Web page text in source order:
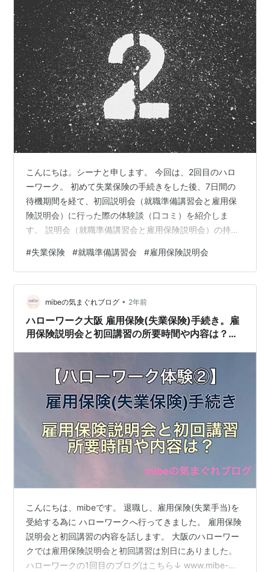
こんにちは。シーナと申します。 今回は、2回目のハロ
ーワーク。 初めて失業保険の手続きをした後、7日間の
待機期間を経て、初回説明会（就職準備講習会と雇用保
険説明会）に行った際の体験談（口コミ）を紹介しま
す。 説明会（就職準備講習会と雇用保険説明会）の持ち
服装、実際に体験してみて感じた注意点なども紹介して
います。 遅刻したり、欠席する（行かない、行けない）
場合はどうなるのか、説明会中のトイレは？など気にな
ることは多いですね。 私の体験があなたの参考になれば
幸いです。 2023年春のとある日、会社を退職した私はハ
ローワークに初めて失業保険の手続きを…
#失業保険 #就職準備講習会 #雇用保険説明会
mibeの気まぐれブログ • 2年前
ハローワーク大阪 雇用保険(失業保険)手続き。雇
用保険説明会と初回講習の所要時間や内容は？
こんにちは、mibeです。 退職し、雇用保険(失業手当)を
受給する為に ハローワークへ行ってきました。 雇用保険
説明会と初回講習の内容を話します。 大阪のハローワー
クでは雇用保険説明会と初回講習は別日にありました。
ハローワークの1回目のブログはこちら↓ www.mibe-